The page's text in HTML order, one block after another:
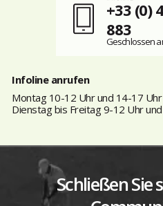
+33 (0)
883
Geschlossen
Infoline anrufen
Montag 10-12 Uhr und 14-17 Uhr
Dienstag bis Freitag 9-12 Uhr
Schließen Sie